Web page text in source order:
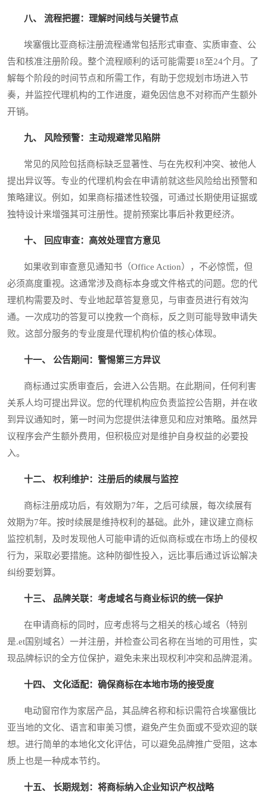
八、 流程把握：理解时间线与关键节点
埃塞俄比亚商标注册流程通常包括形式审查、实质审查、公
告和核准注册阶段。整个流程顺利的话可能需要18至24个月。了
解每个阶段的时间节点和所需工作，有助于您规划市场进入节
奏，并监控代理机构的工作进度，避免因信息不对称而产生额外
开销。
九、 风险预警：主动规避常见陷阱
常见的风险包括商标缺乏显著性、与在先权利冲突、被他人
提出异议等。专业的代理机构会在申请前就这些风险给出预警和
策略建议。例如，如果商标描述性较强，可通过长期使用证据或
独特设计来增强其可注册性。提前预案比事后补救更经济。
十、 回应审查：高效处理官方意见
如果收到审查意见通知书（Office Action），不必惊慌，但
必须高度重视。这通常涉及商标本身或文件格式的问题。您的代
理机构需要及时、专业地起草答复意见，与审查员进行有效沟
通。一次成功的答复可以挽救一个商标，反之则可能导致申请失
败。这部分服务的专业度是代理机构价值的核心体现。
十一、 公告期间：警惕第三方异议
商标通过实质审查后，会进入公告期。在此期间，任何利害
关系人均可提出异议。您的代理机构应负责监控公告期，并在收
到异议通知时，第一时间为您提供法律意见和应对策略。虽然异
议程序会产生额外费用，但积极应对是维护自身权益的必要投
入。
十二、 权利维护：注册后的续展与监控
商标注册成功后，有效期为7年，之后可续展，每次续展有
效期为7年。按时续展是维持权利的基础。此外，建议建立商标
监控机制，及时发现他人可能申请的近似商标或在市场上的侵权
行为，采取必要措施。这种防御性投入，远比事后通过诉讼解决
纠纷要划算。
十三、 品牌关联：考虑域名与商业标识的统一保护
在申请商标的同时，应考虑将与之相关的核心域名（特别
是.et国别域名）一并注册，并检查公司名称在当地的可用性，实
现品牌标识的全方位保护，避免未来出现权利冲突和品牌混淆。
十四、 文化适配：确保商标在本地市场的接受度
电动窗帘作为家居产品，其品牌名称和标识需符合埃塞俄比
亚当地的文化、语言和审美习惯，避免产生负面或不受欢迎的联
想。进行简单的本地化文化评估，可以避免品牌推广受阻，这本
质上也是一种成本节约。
十五、 长期规划：将商标纳入企业知识产权战略